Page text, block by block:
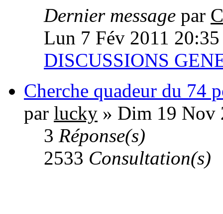
Dernier message par
Lun 7 Fév 2011 20:35
DISCUSSIONS
Cherche quadeur du 74
par lucky » Dim 19 Nov
3 Réponse(s)
2533 Consultation(s)